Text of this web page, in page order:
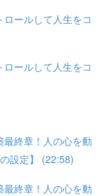
ールして人生をコ
ールして人生をコ
終章！人の心を動
設定】 (22:58)
終章！人の心を動